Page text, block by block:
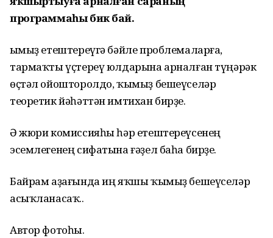
программаһы бик бай.
Ҡымыҙ етештереүгә бәйле проблемаларға,
тармаҡты үҫтереү юлдарына арналған түңәрәк
өҫтәл ойошторолдо, ҡымыҙ бешеүселәр
теоретик йәһәттән имтихан бирҙе.
Ә жюри комиссияһы һәр етештереүсенең
эсемлегенең сифатына ғәҙел баһа бирҙе.
Байрам аҙағында иң яҡшы ҡымыҙ бешеүселәр
асыҡланасаҡ..
Автор фотоһы.